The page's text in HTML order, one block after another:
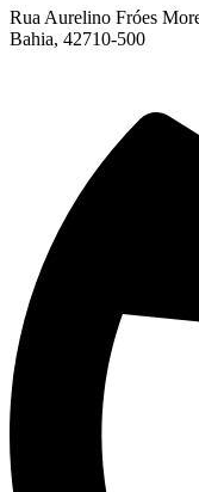
Rua Aurelino Fróes
Bahia, 42710-500